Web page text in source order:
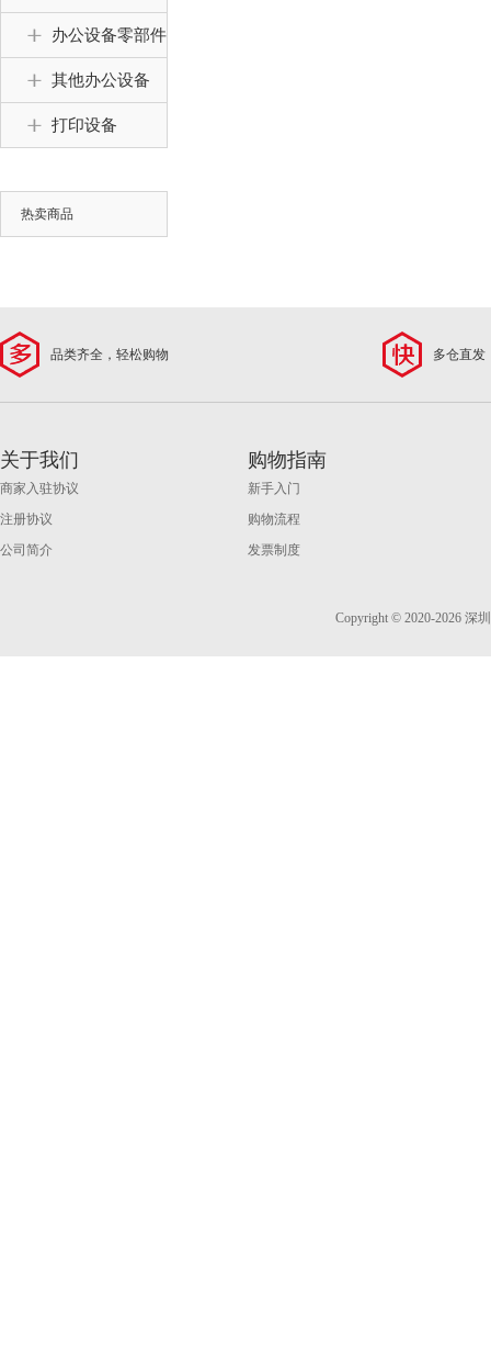
办公设备零部件
其他办公设备
打印设备
热卖商品
品类齐全，轻松购物 多仓直发
关于我们
商家入驻协议
注册协议
公司简介
购物指南
新手入门
购物流程
发票制度
Copyright © 2020-2026 深